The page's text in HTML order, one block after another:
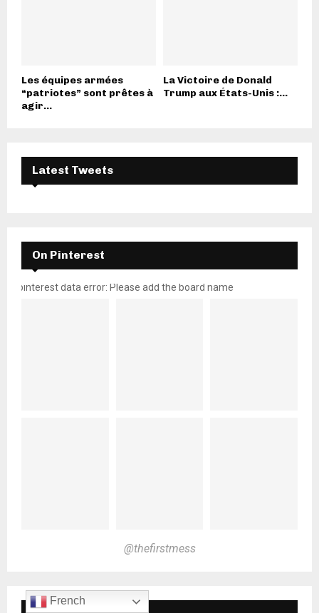
Les équipes armées
“patriotes” sont prêtes à
agir...
La Victoire de Donald
Trump aux États-Unis :...
Latest Tweets
On Pinterest
pinterest data error: Please add the board name
@thefirstmess
French